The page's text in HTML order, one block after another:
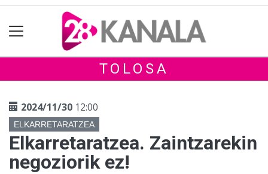
TOLOSA
2024/11/30 12:00
ELKARRETARATZEA
Elkarretaratzea. Zaintzarekin
negoziorik ez!